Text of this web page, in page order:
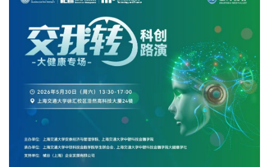
领导寄语
组织架构
媒体聚焦
办学场地
人才招聘
联系我们
登录